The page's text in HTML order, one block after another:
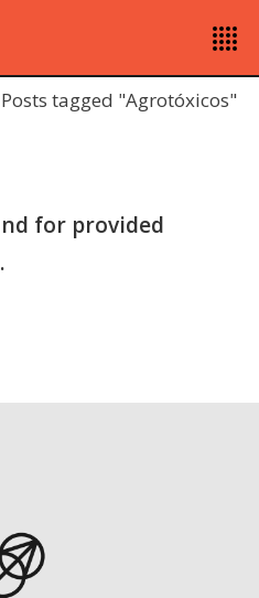
Posts tagged "Agrotóxicos"
for provided